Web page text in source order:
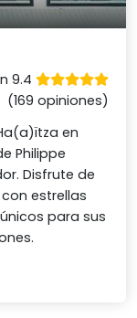
9.4
(169 opiniones)
en
Philippe
Disfrute de
estrellas
para sus